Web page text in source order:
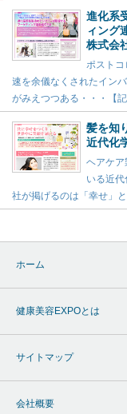
進化系
ィング
株式会
ポストコ
速を余儀なくされたイン
がみえつつある・・・【記
髪を知
近代化
ヘアケア
いる近
社が掲げるのは「幸せ」
ホーム
健康美容EXPOとは
サイトマップ
会社概要